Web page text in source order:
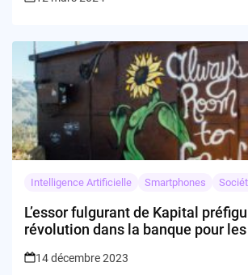
Intelligence Artificielle Smartphones
L’essor fulgurant de Kapital
révolution dans la banque pour
14 décembre 2023